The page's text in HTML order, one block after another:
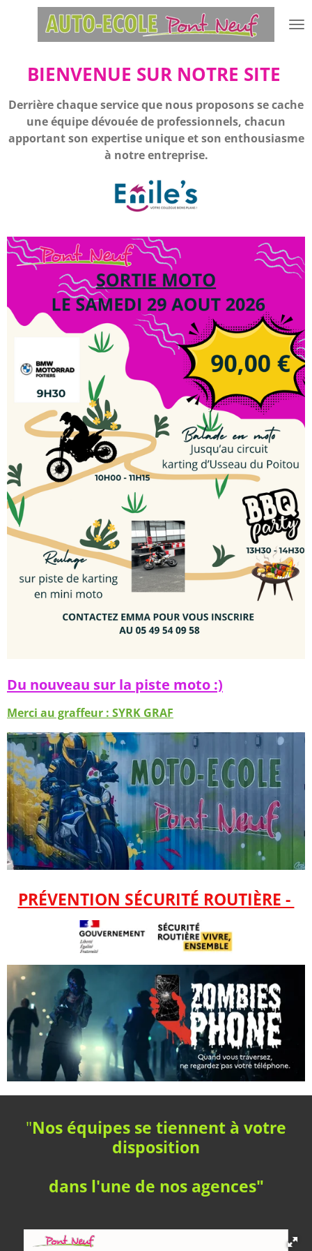
BIENVENUE SUR NOTRE SITE
Derrière chaque service que nous proposons se cache
une équipe dévouée de professionnels, chacun
apportant son expertise unique et son enthousiasme
à notre entreprise.
Du nouveau sur la piste moto :)
Merci au graffeur : SYRK GRAF
PRÉVENTION SÉCURITÉ ROUTIÈRE -
"Nos équipes se tiennent à votre
disposition
dans l'une de nos agences"